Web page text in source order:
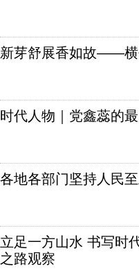
新芽舒展香如故——横
时代人物｜党鑫蕊的
各地各部门坚持人民
立足一方山水 书写时
之路观察